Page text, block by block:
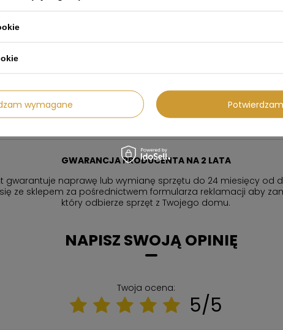
odpowiemy niezwłocznie, najciekawsze pytania i
odpowiedzi publikując dla innych.
GWARANCJA PRODUCENTA NA 2 LATA
gwarantuje naprawę lub wymianę sprzętu do 24 miesięcy od
ze sklepem za pośrednictwem formularza reklamacji aby
który odbierze sprzęt z Twojego domu.
NAPISZ SWOJĄ OPINIĘ
Twoja ocena:
5/5
wymagane